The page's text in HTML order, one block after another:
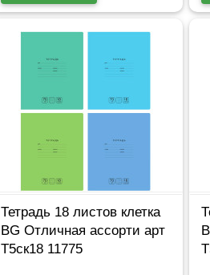
Тетрадь 18 листов клетка
BG Отличная ассорти арт
Т5ск18 11775